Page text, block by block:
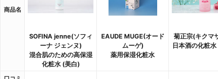
商品名
SOFINA jenne(ソフィ
ーナ ジェンヌ)
混合肌のための高保湿
化粧水 (美白)
EAUDE MUGE(オード
ムーゲ)
薬用保湿化粧水
菊正宗(キクマ
日本酒の化粧